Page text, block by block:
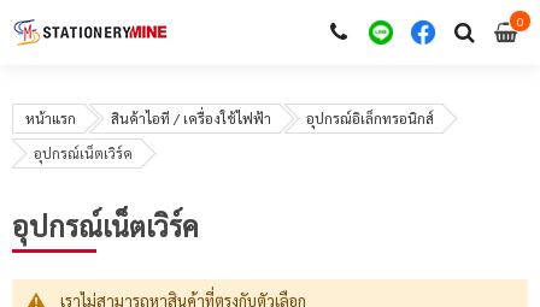
00
หน้าแรก สินค้าไอที / เครื่องใช้ไฟฟ้า
อุปกรณ์อิเล็กทรอนิกส์
อุปกรณ์เน็ตเวิร์ค
อุปกรณ์เน็ตเวิร์ค
เราไม่สามารถหาสินค้าที่ตรงกับตัวเลือก